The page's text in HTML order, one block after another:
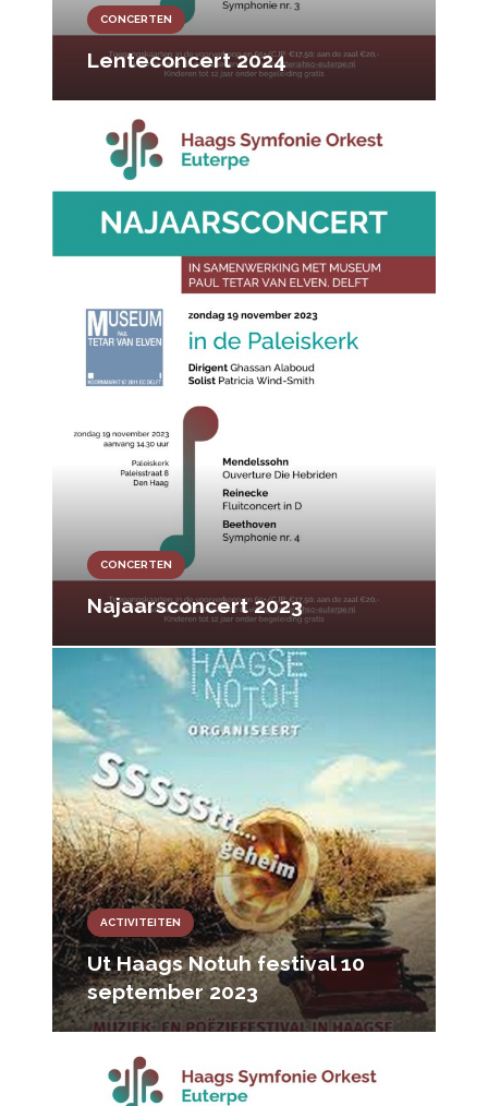
CONCERTEN
Lenteconcert 2024
CONCERTEN
Najaarsconcert 2023
ACTIVITEITEN
Ut Haags Notuh festival 10
september 2023